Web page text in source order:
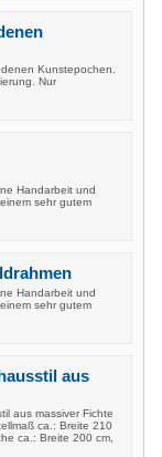
Kunstepochen.
Nur
Handarbeit und
sehr gutem
Handarbeit und
sehr gutem
aus
aus massiver Fichte
ca.: Breite 210
ca.: Breite 200 cm,